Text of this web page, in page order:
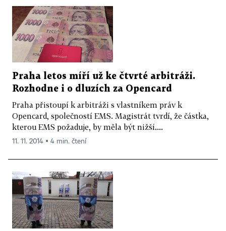
Praha letos míří už ke čtvrté arbitráži.
Rozhodne i o dluzích za Opencard
Praha přistoupí k arbitráži s vlastníkem práv k
Opencard, společností EMS. Magistrát tvrdí, že částka,
kterou EMS požaduje, by měla být nižší....
11. 11. 2014 ▪ 4 min. čtení